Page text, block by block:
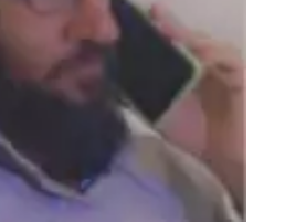
أمير الشعراء برعاية إماراتية
شهدت العاصمة عدن صباح اليوم